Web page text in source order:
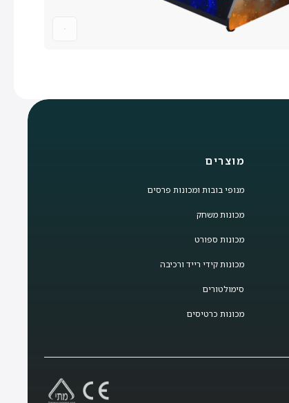
מוצרים
מנופי בובות ומכונות פרסים
מכונות משחק
מכונות ספורט
מכונות קידי רייד ורכיבה
סימולטורים
מכונות כרטיסים